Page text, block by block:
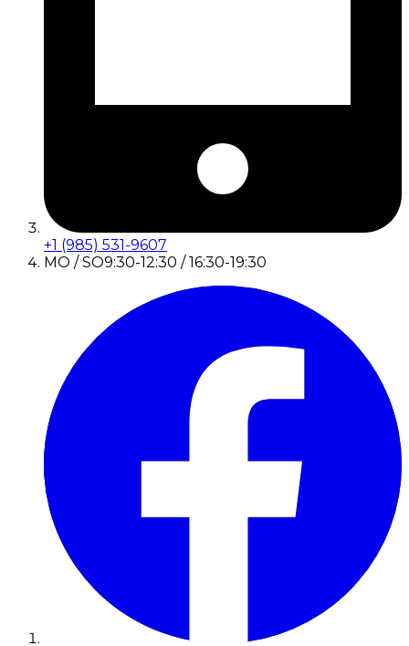
+1 (985) 531-9607
MO / SO9:30-12:30 / 16:30-19:30